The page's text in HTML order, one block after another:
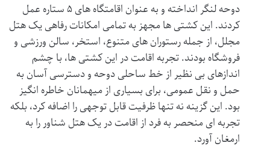
دوحه لنگر انداخته و به عنوان اقامتگاه های ۵ ستاره عمل
کردند. این کشتی ها مجهز به تمامی امکانات رفاهی یک هتل
مجلل، از جمله رستوران های متنوع، استخر، سالن ورزشی و
فروشگاه بودند. تجربه اقامت در این کشتی ها، با چشم
اندازهای بی نظیر از خط ساحلی دوحه و دسترسی آسان به
حمل و نقل عمومی، برای بسیاری از میهمانان خاطره انگیز
بود. این گزینه نه تنها ظرفیت قابل توجهی را اضافه کرد، بلکه
تجربه ای منحصر به فرد از اقامت در یک هتل شناور را به
ارمغان آورد.